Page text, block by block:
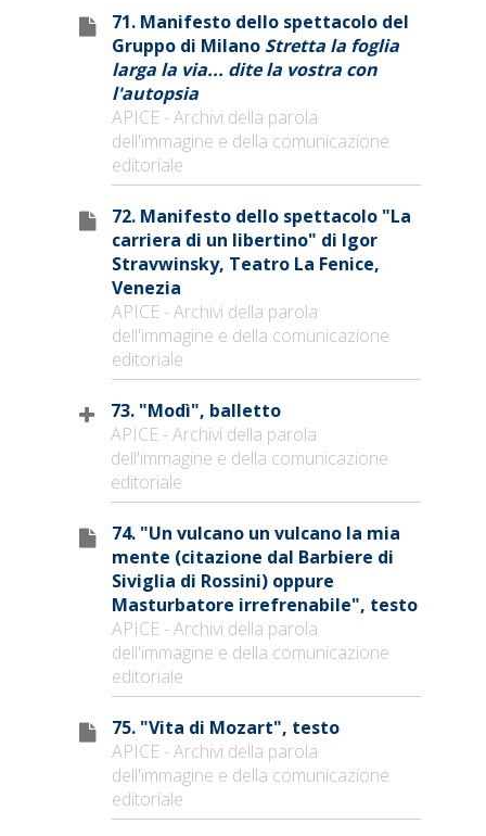
71. Manifesto dello spettacolo del
Gruppo di Milano Stretta la foglia
larga la via... dite la vostra con
l'autopsia
APICE - Archivi della parola
dell'immagine e della comunicazione
editoriale
72. Manifesto dello spettacolo "La
carriera di un libertino" di Igor
Stravwinsky, Teatro La Fenice,
Venezia
APICE - Archivi della parola
dell'immagine e della comunicazione
editoriale
73. "Modì", balletto
APICE - Archivi della parola
dell'immagine e della comunicazione
editoriale
74. "Un vulcano un vulcano la mia
mente (citazione dal Barbiere di
Siviglia di Rossini) oppure
Masturbatore irrefrenabile", testo
APICE - Archivi della parola
dell'immagine e della comunicazione
editoriale
75. "Vita di Mozart", testo
APICE - Archivi della parola
dell'immagine e della comunicazione
editoriale